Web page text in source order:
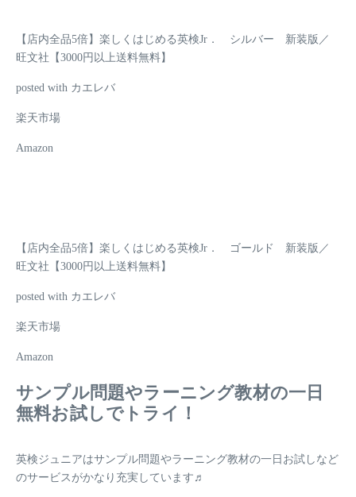
【店内全品5倍】楽しくはじめる英検Jr． シルバー 新装版／
旺文社【3000円以上送料無料】
posted with カエレバ
楽天市場
Amazon
【店内全品5倍】楽しくはじめる英検Jr． ゴールド 新装版／
旺文社【3000円以上送料無料】
posted with カエレバ
楽天市場
Amazon
サンプル問題やラーニング教材の一日
無料お試しでトライ！
英検ジュニアはサンプル問題やラーニング教材の一日お試しなど
のサービスがかなり充実しています♬